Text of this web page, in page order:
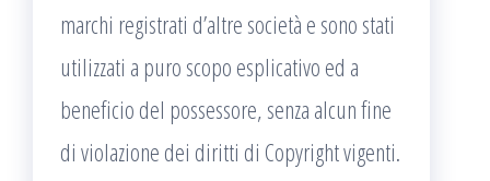
marchi registrati d’altre società e sono stati
utilizzati a puro scopo esplicativo ed a
beneficio del possessore, senza alcun fine
di violazione dei diritti di Copyright vigenti.